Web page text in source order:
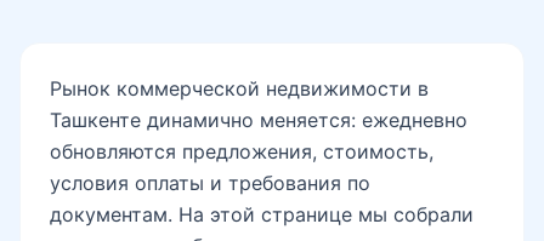
документам. На этой странице мы собрали
релевантные объекты и подготовили
экспертный обзор, который помогает
принимать решения не по эмоциям, а по
фактам. Мы учитываем локацию, транспорт,